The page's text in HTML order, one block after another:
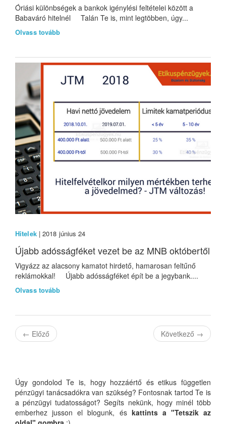
Óriási különbségek a bankok igénylési feltételei között a
Babaváró hitelnél Talán Te is, mint legtöbben, úgy...
Olvass tovább
Hitelek| 2018 június 24
Újabb adósságféket vezet be az MNB októbertől
Vigyázz az alacsony kamatot hirdető, hamarosan feltűnő
reklámokkal! Újabb adósságféket épít be a jegybank....
Olvass tovább
← Előző Következő →
Úgy gondolod Te is, hogy hozzáértő és etikus független
pénzügyi tanácsadókra van szükség? Fontosnak tartod Te is
a pénzügyi tudatosságot? Segíts nekünk, hogy minél több
emberhez jusson el blogunk, és kattints a "Tetszik az